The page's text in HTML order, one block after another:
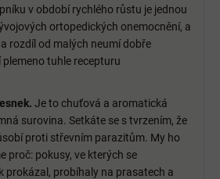
v období rychlého růstu je jednou
ortopedických onemocnění, a
rozdíl od malých neumí dobře
tuhle recepturu
Je to chuťová a aromatická
surovina. Setkáte se s tvrzením, že
proti střevním parazitům. My ho
proč: pokusy, ve kterých se
prokázal, probíhaly na prasatech a